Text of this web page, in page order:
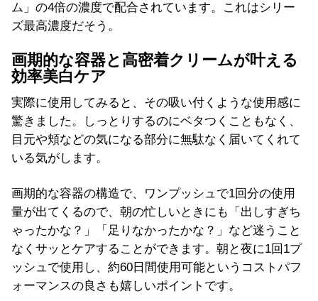
ム」の4倍の濃度で配合されています。これはシリー
ズ最高濃度だそう。
画期的な容器と高密着クリームが叶える
効率美白ケア
実際に使用してみると、その吸い付くような使用感に
驚きました。しっとりするのにベタつくこともなく、
目元や頬などの気になる部分に無駄なく届いてくれて
いる気がします。
画期的な容器の構造で、ワンプッシュで1回分の使用
量が出てくるので、朝の忙しいときにも「出しすぎち
ゃったかな？」「足りなかったかな？」など迷うこと
なくサッとケアすることができます。朝と夜に1回1プ
ッシュで使用し、約60日間使用可能というコストパフ
ォーマンスの良さも嬉しいポイントです。